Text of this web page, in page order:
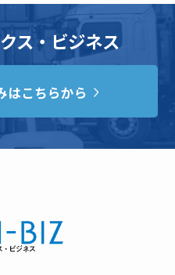
ス・ビジネス
はこちらから